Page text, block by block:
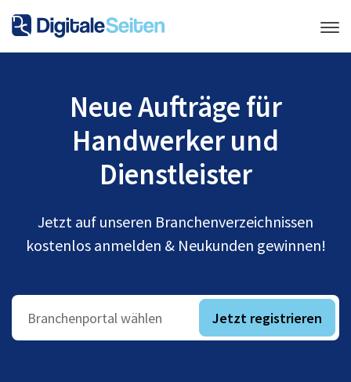
Neue Aufträge für
Handwerker und
Dienstleister
Jetzt auf unseren Branchenverzeichnissen
kostenlos anmelden & Neukunden gewinnen!
Branchenportal wählen Jetzt registrieren